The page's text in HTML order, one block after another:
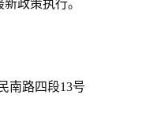
政策执行。
南路四段13号